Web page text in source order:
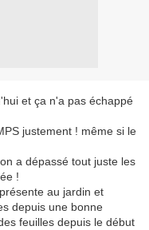
et ça n'a pas échappé
justement ! même si le
a dépassé tout juste les
!
au jardin et
depuis une bonne
feuilles depuis le début